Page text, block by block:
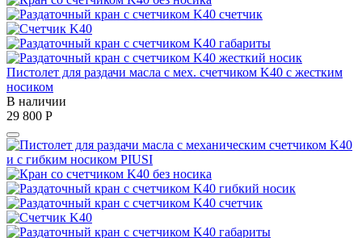
Пистолет для раздачи масла с мех. счетчиком K40 с жестким
носиком
В наличии
29 800 Р